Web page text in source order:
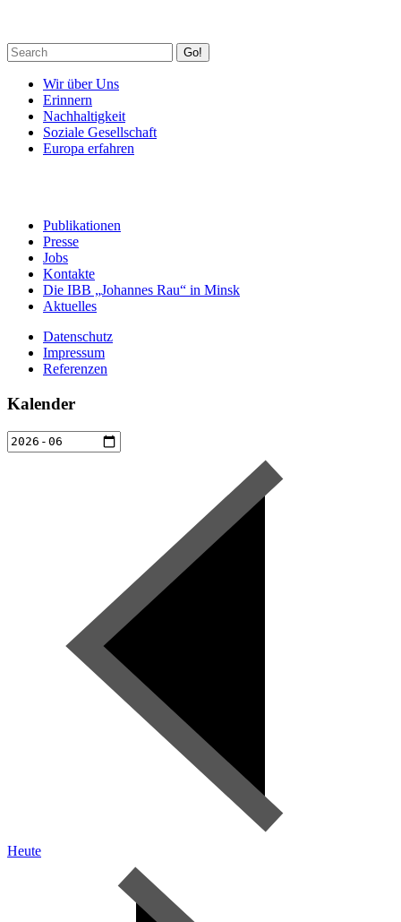
Go!
Wir über Uns
Erinnern
Nachhaltigkeit
Soziale Gesellschaft
Europa erfahren
Publikationen
Presse
Jobs
Kontakte
Die IBB „Johannes Rau“ in Minsk
Aktuelles
Datenschutz
Impressum
Referenzen
Kalender
Heute